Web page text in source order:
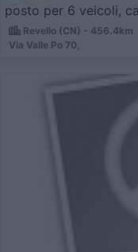
posto per 6 veicoli,
Revello (CN) - 456.4km
Via Valle Po 70,